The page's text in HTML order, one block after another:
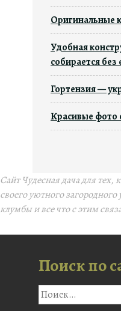
Оригинальные
Удобная
собирается
Гортензия —
Красивые фото
Сайт Чудесная дача для тех,
своего уютного
клумбы и все что с этим
Поиск по